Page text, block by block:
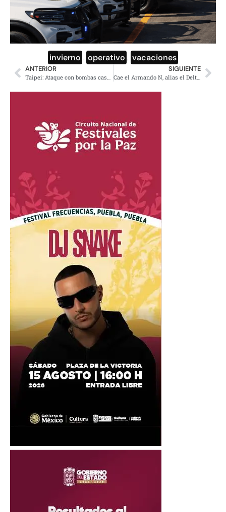
invierno operativo vacaciones
ANTERIOR
Taipei: Ataque con bombas caseras y cuchillo deja cuatro muertes
SIGUIENTE
Cae el Armando N, alias el Delta 1 en Zapopan, Jalisco